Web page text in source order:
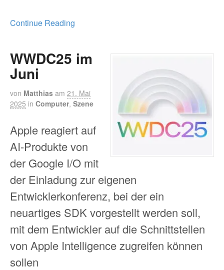
Continue Reading
WWDC25 im
Juni
von Matthias am 21. Mai
2025 in Computer, Szene
Apple reagiert auf
AI-Produkte von
der Google I/O mit
der Einladung zur eigenen
Entwicklerkonferenz, bei der ein
neuartiges SDK vorgestellt werden soll,
mit dem Entwickler auf die Schnittstellen
von Apple Intelligence zugreifen können
sollen